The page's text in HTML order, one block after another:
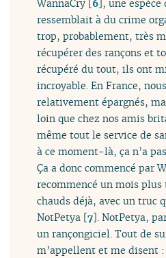
WannaCry [6], une espèce
ressemblait à du crime
trop, probablement, très
récupérer des rançons et
récupéré du tout, ils ont
incroyable. En France,
relativement épargnés,
loin que chez nos amis
même tout le service de
à ce moment-là, ça n’a
Ça a donc commencé par
recommencé un mois
chauds déjà, avec un truc
NotPetya [7]. NotPetya,
un rançongiciel. Tout de
m’appellent et me disent